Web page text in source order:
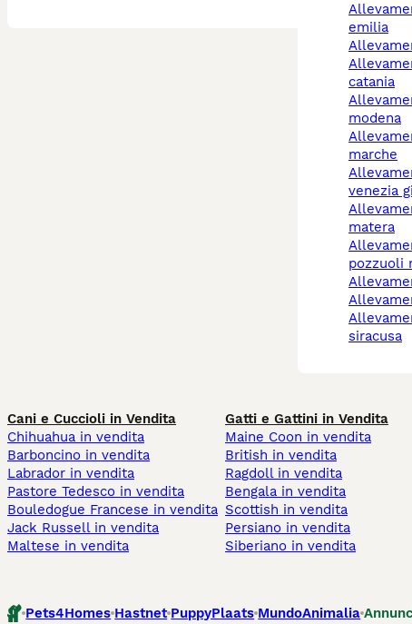
allevamento cani reggio
emilia
allevamenti cani
catania
allevamento cani
modena
allevamento cani
marche
allevamento cani friuli-
venezia
allevamento cani
matera
allevamento cani
pozzuoli
allevamento cani
siracusa
Cani e Cuccioli in Vendita
Chihuahua in vendita
Barboncino in vendita
Labrador in vendita
Pastore Tedesco in vendita
Bouledogue Francese in vendita
Jack Russell in vendita
Maltese in vendita
Gatti e Gattini in Vendita
Maine Coon in vendita
British in vendita
Ragdoll in vendita
Bengala in vendita
Scottish in vendita
Persiano in vendita
Siberiano in vendita
Pets4Homes Hastnet PuppyPlaats MundoAnimalia